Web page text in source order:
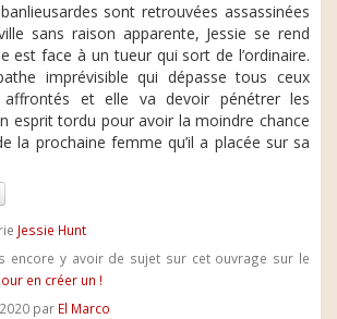
sont retrouvées assassinées
sans raison apparente, Jessie se rend
est face à un tueur qui sort de l’ordinaire.
imprévisible qui dépasse tous ceux
affrontés et elle va devoir pénétrer les
esprit tordu pour avoir la moindre chance
la prochaine femme qu’il a placée sur sa
Jessie Hunt
encore y avoir de sujet sur cet ouvrage sur le
en créer un !
par El Marco